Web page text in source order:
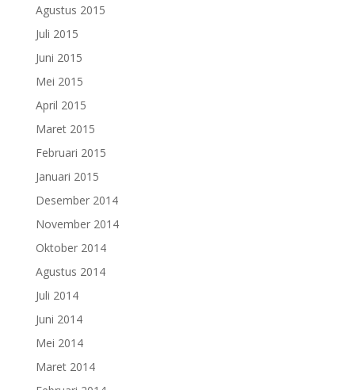
Agustus 2015
Juli 2015
Juni 2015
Mei 2015
April 2015
Maret 2015
Februari 2015
Januari 2015
Desember 2014
November 2014
Oktober 2014
Agustus 2014
Juli 2014
Juni 2014
Mei 2014
Maret 2014